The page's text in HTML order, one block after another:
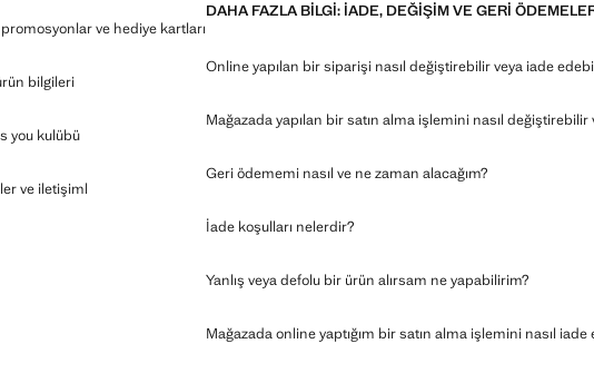
DAHA FAZLA BILGI: İADE, DEĞIŞIM VE GERI
Online yapılan bir siparişi nasıl değiştirebilir veya iade
Mağazada yapılan bir satın alma işlemini nasıl
Geri ödememi nasıl ve ne zaman alacağım?
İade koşulları nelerdir?
Yanlış veya defolu bir ürün alırsam ne yapabilirim?
Mağazada online yaptığım bir satın alma işlemini nasıl
ve hediye kartları
bilgileri
you kulübü
ve iletişiml